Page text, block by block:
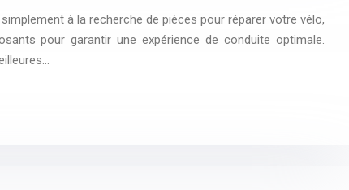
à la recherche de pièces pour réparer votre vélo,
pour garantir une expérience de conduite optimale.